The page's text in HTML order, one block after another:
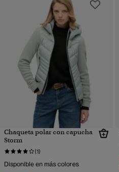
Chaqueta polar con capucha
Storm
(1)
Disponible en más colores